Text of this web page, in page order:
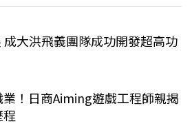
成大洪飛義團隊成功開發超高功
！日商Aiming遊戲工程師親揭